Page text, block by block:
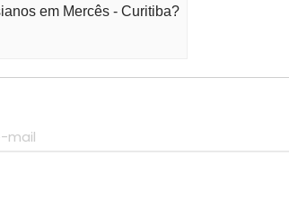
em Mercês - Curitiba?